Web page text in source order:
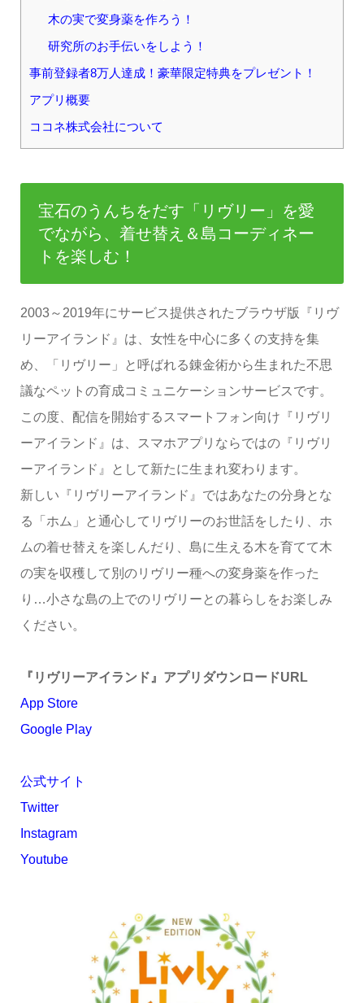
木の実で変身薬を作ろう！
研究所のお手伝いをしよう！
事前登録者8万人達成！豪華限定特典をプレゼント！
アプリ概要
ココネ株式会社について
宝石のうんちをだす「リヴリー」を愛
でながら、着せ替え＆島コーディネー
トを楽しむ！
2003～2019年にサービス提供されたブラウザ版『リヴ
リーアイランド』は、女性を中心に多くの支持を集
め、「リヴリー」と呼ばれる錬金術から生まれた不思
議なペットの育成コミュニケーションサービスです。
この度、配信を開始するスマートフォン向け『リヴリ
ーアイランド』は、スマホアプリならではの『リヴリ
ーアイランド』として新たに生まれ変わります。
新しい『リヴリーアイランド』ではあなたの分身とな
る「ホム」と通心してリヴリーのお世話をしたり、ホ
ムの着せ替えを楽しんだり、島に生える木を育てて木
の実を収穫して別のリヴリー種への変身薬を作った
り…小さな島の上でのリヴリーとの暮らしをお楽しみ
ください。
『リヴリーアイランド』アプリダウンロードURL
App Store
Google Play
公式サイト
Twitter
Instagram
Youtube